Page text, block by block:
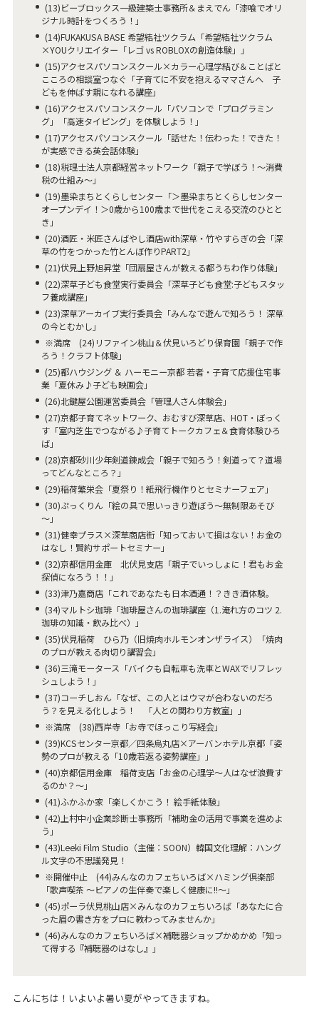
(13)ビーブロックス一級建築士事務所＆まえでん「漆喰でオリ
ジナル時計をつくろう！」
(14)FUKAKUSA BASE 希望結社ツクラム「希望結社ツクラム
×YOUクリエイター「レゴ vs ROBLOXの創造体験」」
(15)アクセスパソコンスクール×カラー心理学結び＆ことばと
こころの相談室つなぐ「子育てに不安を抱えるママさんへ 子
どもを伸ばす親になれる講座」
(16)アクセスパソコンスクール「パソコンで「プログラミン
グ」「高速タイピング」を体験しよう！」
(17)アクセスパソコンスクール「話せた！伝わった！できた！
が実感できる英会話体験」
(18)税理士法人京都経営ネットワーク「親子で学ぼう！～消費
税の仕組み～」
(19)墨染まちとくらしセンター「＞墨染まちとくらしセンター
オープンデイ！＞0歳から100歳まで世代をこえる交流のひとと
き」
(20)酒匠・米匠さんばやし酒店with深草・竹やすらぎの会「深
草の竹をつかった竹とんぼ作りPART2」
(21)伏見上野旭昇堂「団扇屋さんが教える都うちわ作り体験」
(22)深草子ども食堂実行委員会「深草子ども食堂:子どもスタッ
フ養成講座」
(23)深草アーカイブ実行委員会「みんなで遊んで知ろう！ 深草
の今とむかし」
※満席 (24)リファイン桃山＆伏見いろどり保育園「親子で作
ろう！クラフト体験」
(25)都ハウジング ＆ ハーモニー京都 若者・子育て応援住宅事
業「夏休み♪子ども映画会」
(26)北鍵屋公園運営委員会「管理人さん体験会」
(27)京都子育てネットワーク、おむすび深草店、HOT・ぼっく
す「室内芝生でつながる♪子育てトークカフェ＆食育体験ひろ
ば」
(28)京都砂川少年剣道錬成会「親子で知ろう！剣道って？道場
ってどんなところ？」
(29)稲荷繁栄会「夏祭り！紙飛行機作りとセミナーフェア」
(30)ぷっくりん「絵の具で思いっきり遊ぼう～無制限あそび
～」
(31)健幸プラス×深草商店街「知っておいて損はない！お金の
はなし！賢約サポートセミナー」
(32)京都信用金庫 北伏見支店「親子でいっしょに！君もお金
探偵になろう！！」
(33)津乃嘉商店「これであなたも日本酒通！？きき酒体験。
(34)マルトシ珈琲「珈琲屋さんの珈琲講座（1.淹れ方のコツ 2.
珈琲の知識・飲み比べ）」
(35)伏見稲荷 ひら乃（旧焼肉ホルモンオンザライス）「焼肉
のプロが教える肉切り講習会」
(36)三滝モータース「バイクも自転車も洗車とWAXでリフレッ
シュしよう！」
(37)コーチしおん「なぜ、この人とはウマが合わないのだろ
う？を見える化しよう！ 「人との関わり方教室」」
※満席 (38)西岸寺「お寺でほっこり写経会」
(39)KCSセンター京都／四条烏丸店×アーバンホテル京都「姿
勢のプロが教える「10歳若返る姿勢講座」」
(40)京都信用金庫 稲荷支店「お金の心理学～人はなぜ浪費す
るのか？～」
(41)ふかふか家「楽しくかこう！ 絵手紙体験」
(42)上村中小企業診断士事務所「補助金の活用で事業を進めよ
う」
(43)Leeki Film Studio（主催：SOON）韓国文化理解：ハング
ル文字の不思議発見！
※開催中止 (44)みんなのカフェちいろば×ハミング倶楽部
「歌声喫茶 〜ピアノの生伴奏で楽しく健康に!!〜」
(45)ポーラ伏見桃山店×みんなのカフェちいろば「あなたに合
った眉の書き方をプロに教わってみませんか」
(46)みんなのカフェちいろば×補聴器ショップかめかめ「知っ
て得する『補聴器のはなし』」
こんにちは！いよいよ暑い夏がやってきますね。